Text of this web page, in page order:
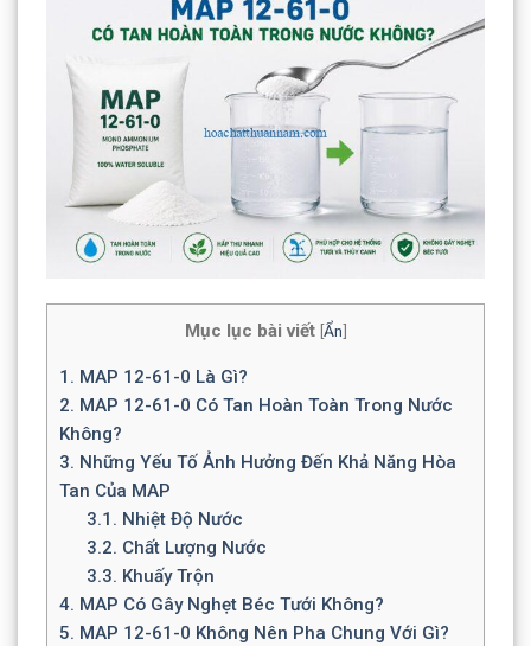
Mục lục bài viết [Ẩn]
1. MAP 12-61-0 Là Gì?
2. MAP 12-61-0 Có Tan Hoàn Toàn Trong Nước
Không?
3. Những Yếu Tố Ảnh Hưởng Đến Khả Năng Hòa
Tan Của MAP
3.1. Nhiệt Độ Nước
3.2. Chất Lượng Nước
3.3. Khuấy Trộn
4. MAP Có Gây Nghẹt Béc Tưới Không?
5. MAP 12-61-0 Không Nên Pha Chung Với Gì?